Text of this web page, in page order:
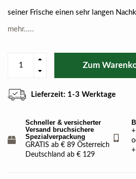
seiner Frische einen sehr langen
mehr.....
Zum
Lieferzeit: 1-3 Werktage
Schneller & versicherter
Versand bruchsichere
Spezialverpackung
GRATIS ab € 89 Österreich
Deutschland ab € 129